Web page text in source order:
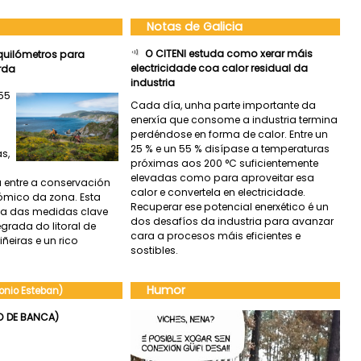
para
a conservación
da zona. Esta
das medidas clave
do litoral de
e un rico
Notas de Galicia
O CITENI estuda como xerar máis
electricidade coa calor residual da
industria
Cada día, unha parte importante da
enerxía que consome a industria termina
perdéndose en forma de calor. Entre un
25 % e un 55 % disípase a temperaturas
próximas aos 200 °C suficientemente
elevadas como para aproveitar esa
calor e convertela en electricidade.
Recuperar ese potencial enerxético é un
dos desafíos da industria para avanzar
cara a procesos máis eficientes e
sostibles.
Esteban)
DE BANCA)
Humor